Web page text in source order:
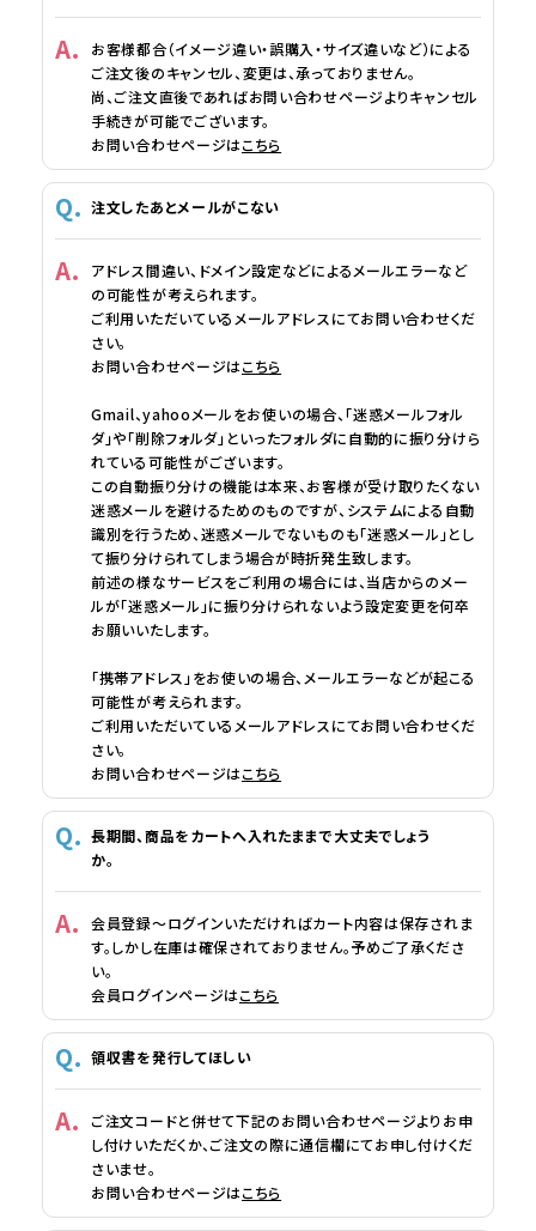
お客様都合（イメージ違い・誤購入・サイズ違いなど）による
ご注文後のキャンセル、変更は、承っておりません。
尚、ご注文直後であればお問い合わせページよりキャンセル
手続きが可能でございます。
お問い合わせページはこちら
注文したあとメールがこない
アドレス間違い、ドメイン設定などによるメールエラーなど
の可能性が考えられます。
ご利用いただいているメールアドレスにてお問い合わせくだ
さい。
お問い合わせページはこちら
Gmail、yahooメールをお使いの場合、「迷惑メールフォル
ダ」や「削除フォルダ」といったフォルダに自動的に振り分けら
れている可能性がございます。
この自動振り分けの機能は本来、お客様が受け取りたくない
迷惑メールを避けるためのものですが、システムによる自動
識別を行うため、迷惑メールでないものも「迷惑メール」とし
て振り分けられてしまう場合が時折発生致します。
前述の様なサービスをご利用の場合には、当店からのメー
ルが「迷惑メール」に振り分けられないよう設定変更を何卒
お願いいたします。
「携帯アドレス」をお使いの場合、メールエラーなどが起こる
可能性が考えられます。
ご利用いただいているメールアドレスにてお問い合わせくだ
さい。
お問い合わせページはこちら
長期間、商品をカートへ入れたままで大丈夫でしょう
か。
会員登録～ログインいただければカート内容は保存されま
す。しかし在庫は確保されておりません。予めご了承くださ
い。
会員ログインページはこちら
領収書を発行してほしい
ご注文コードと併せて下記のお問い合わせページよりお申
し付けいただくか、ご注文の際に通信欄にてお申し付けくだ
さいませ。
お問い合わせページはこちら